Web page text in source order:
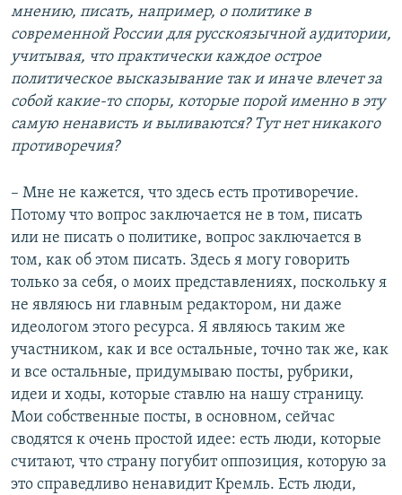
мнению, писать, например, о политике в
современной России для русскоязычной аудитории,
учитывая, что практически каждое острое
политическое высказывание так и иначе влечет за
собой какие-то споры, которые порой именно в эту
самую ненависть и выливаются? Тут нет никакого
противоречия?
– Мне не кажется, что здесь есть противоречие.
Потому что вопрос заключается не в том, писать
или не писать о политике, вопрос заключается в
том, как об этом писать. Здесь я могу говорить
только за себя, о моих представлениях, поскольку я
не являюсь ни главным редактором, ни даже
идеологом этого ресурса. Я являюсь таким же
участником, как и все остальные, точно так же, как
и все остальные, придумываю посты, рубрики,
идеи и ходы, которые ставлю на нашу страницу.
Мои собственные посты, в основном, сейчас
сводятся к очень простой идее: есть люди, которые
считают, что страну погубит оппозиция, которую за
это справедливо ненавидит Кремль. Есть люди,